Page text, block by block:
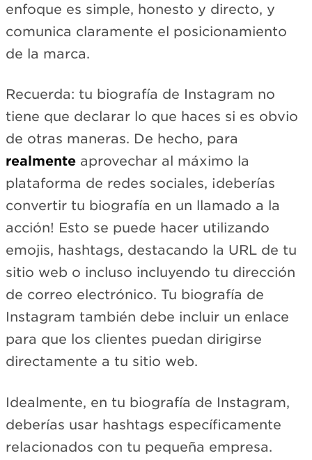
enfoque es simple, honesto y directo, y
comunica claramente el posicionamiento
de la marca.
Recuerda: tu biografía de Instagram no
tiene que declarar lo que haces si es obvio
de otras maneras. De hecho, para
realmente aprovechar al máximo la
plataforma de redes sociales, ¡deberías
convertir tu biografía en un llamado a la
acción! Esto se puede hacer utilizando
emojis, hashtags, destacando la URL de tu
sitio web o incluso incluyendo tu dirección
de correo electrónico. Tu biografía de
Instagram también debe incluir un enlace
para que los clientes puedan dirigirse
directamente a tu sitio web.
Idealmente, en tu biografía de Instagram,
deberías usar hashtags específicamente
relacionados con tu pequeña empresa.